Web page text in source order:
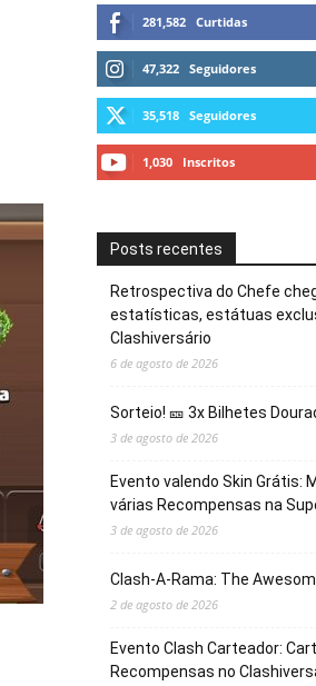
281,582 Curtidas
47,322 Seguidores
35,518 Seguidores
1,030 Inscritos
Posts recentes
Retrospectiva do Chefe
estatísticas, estátuas
Clashiversário
6 de agosto de 2026
Sorteio! 🎫 3x Bilhetes
3 de agosto de 2026
Evento valendo Skin Grátis:
várias Recompensas na
3 de agosto de 2026
Clash-A-Rama: The
2 de agosto de 2026
Evento Clash Carteador:
Recompensas no